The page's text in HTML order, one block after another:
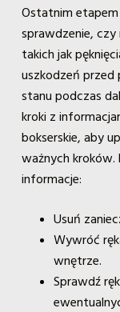
Ostatnim
sprawdzenie,
takich jak
uszkodzeń przed
stanu podczas
kroki z
bokserskie, aby
ważnych kroków.
informacje:
Usuń
Wywróć
wnętrze.
Sprawdź